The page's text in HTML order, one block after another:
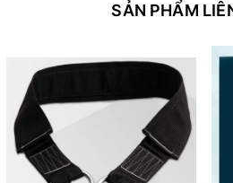
SẢN PHẨM